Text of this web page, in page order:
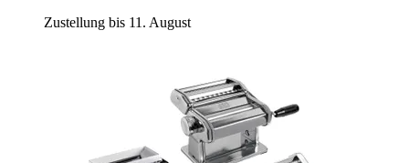
Zustellung bis 11. August